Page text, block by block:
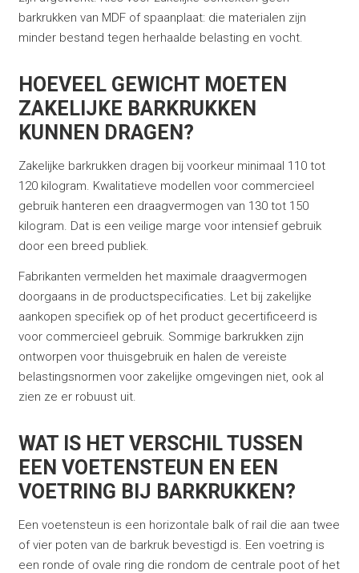
barkrukken van MDF of spaanplaat: die materialen zijn
minder bestand tegen herhaalde belasting en vocht.
HOEVEEL GEWICHT MOETEN
ZAKELIJKE BARKRUKKEN
KUNNEN DRAGEN?
Zakelijke barkrukken dragen bij voorkeur minimaal 110 tot
120 kilogram. Kwalitatieve modellen voor commercieel
gebruik hanteren een draagvermogen van 130 tot 150
kilogram. Dat is een veilige marge voor intensief gebruik
door een breed publiek.
Fabrikanten vermelden het maximale draagvermogen
doorgaans in de productspecificaties. Let bij zakelijke
aankopen specifiek op of het product gecertificeerd is
voor commercieel gebruik. Sommige barkrukken zijn
ontworpen voor thuisgebruik en halen de vereiste
belastingsnormen voor zakelijke omgevingen niet, ook al
zien ze er robuust uit.
WAT IS HET VERSCHIL TUSSEN
EEN VOETENSTEUN EN EEN
VOETRING BIJ BARKRUKKEN?
Een voetensteun is een horizontale balk of rail die aan twee
of vier poten van de barkruk bevestigd is. Een voetring is
een ronde of ovale ring die rondom de centrale poot of het